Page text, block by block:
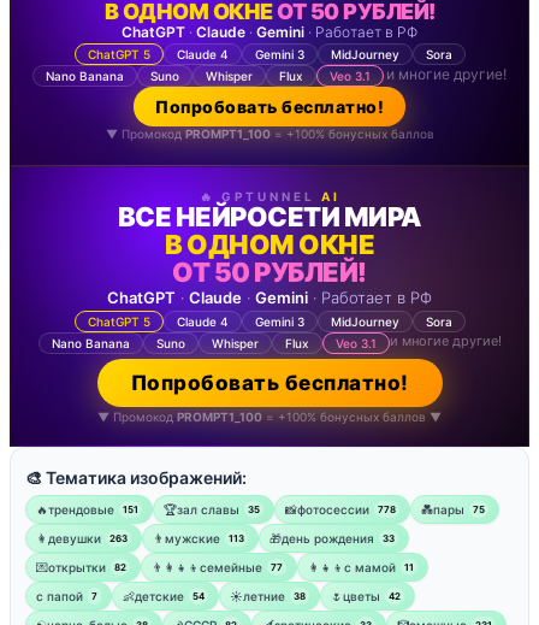
В ОДНОМ ОКНЕОТ 50 РУБЛЕЙ!
ChatGPT · Claude · Gemini · Работает в РФ
ChatGPT 5 Claude 4 Gemini 3 MidJourney
Sora
Nano Banana
Suno Whisper Flux Veo 3.1 и многие другие!
Попробовать бесплатно!
▼ Промокод PROMPT1_100= +100% бонусных баллов
🔥 GPTUNNEL AI
ВСЕ НЕЙРОСЕТИ МИРА
В ОДНОМ ОКНЕ
ОТ 50 РУБЛЕЙ!
ChatGPT · Claude · Gemini · Работает в РФ
ChatGPT 5 Claude 4 Gemini 3 MidJourney
Sora
Nano Banana
Suno Whisper Flux Veo 3.1 и многие другие!
Попробовать бесплатно!
▼ Промокод PROMPT1_100 = +100% бонусных баллов ▼
🎨 Тематика изображений:
🔥трендовые 151 🏆зал славы 35 📸фотосессии 778 💑пары 75
👩девушки 263 👨мужские 113 🎁день рождения 33
💌открытки 82 👨‍👩‍👧‍👦семейные 77 👩‍👧‍👦с мамой 11
‍с папой 7 👶детские 54 ☀️летние 38 🌷цветы 42